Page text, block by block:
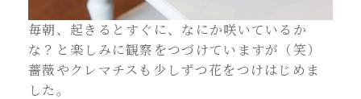
毎朝、起きるとすぐに、なにか咲いているか
な？と楽しみに観察をつづけていますが（笑）
薔薇やクレマチスも少しずつ花をつけはじめま
した。